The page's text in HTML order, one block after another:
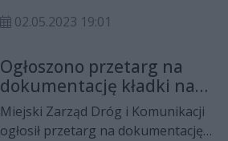
02.05.2023 19:01
Ogłoszono przetarg na
dokumentację kładki nad
obwodnicą południową
Miejski Zarząd Dróg i Komunikacji
ogłosił przetarg na dokumentację